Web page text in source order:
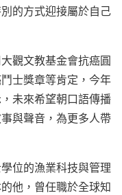
的方式迎接屬於自己
觀文教基金會抗癌圓
士獎章等肯定，今年
未來希望朝口語傳播
與聲音，為更多人帶
位的漁業科技與管理
他，曾任職於全球知